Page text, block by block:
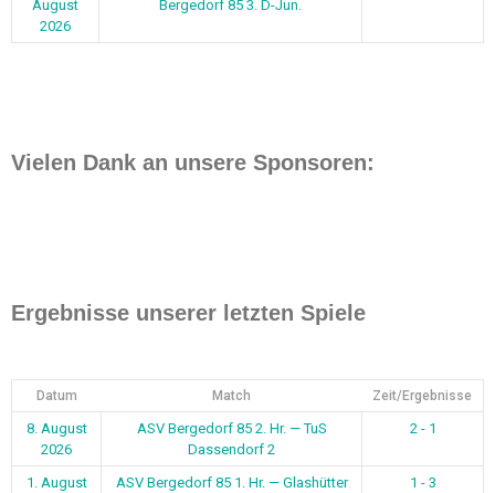
August
2026
Bergedorf 85 3. D-Jun.
Vielen Dank an unsere Sponsoren:
Ergebnisse unserer letzten Spiele
Datum Match Zeit/Ergebnisse
8. August
2026
ASV Bergedorf 85 2. Hr. — TuS
Dassendorf 2
2 - 1
1. August
ASV Bergedorf 85 1. Hr. — Glashütter
1 - 3